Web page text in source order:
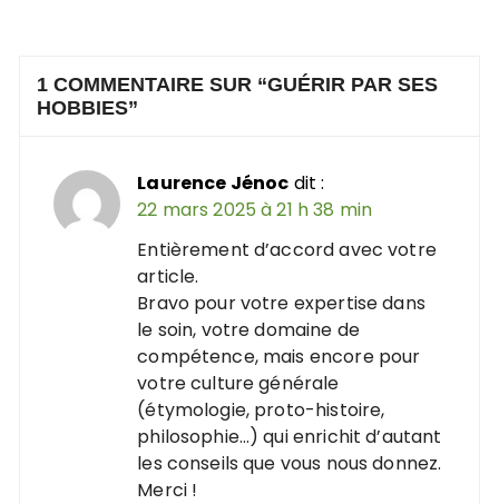
1 COMMENTAIRE SUR “GUÉRIR PAR SES
HOBBIES”
Laurence Jénoc dit :
22 mars 2025 à 21 h 38 min
Entièrement d’accord avec votre
article.
Bravo pour votre expertise dans
le soin, votre domaine de
compétence, mais encore pour
votre culture générale
(étymologie, proto-histoire,
philosophie…) qui enrichit d’autant
les conseils que vous nous donnez.
Merci !